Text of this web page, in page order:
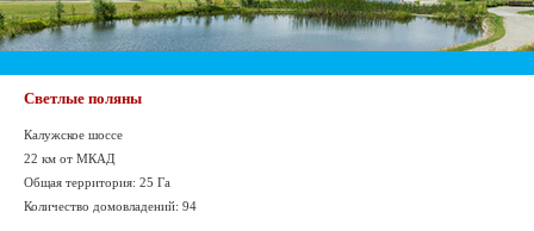
Светлые поляны
Калужское шоссе
22 км от МКАД
Общая территория: 25 Га
Количество домовладений: 94